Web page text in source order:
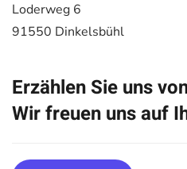
Loderweg 6
91550 Dinkelsbühl
Erzählen Sie uns
Wir freuen uns auf